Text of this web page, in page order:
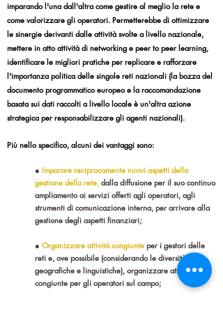
imparando l'una dall'altra come gestire al meglio la rete e
come valorizzare gli operatori. Permetterebbe di ottimizzare
le sinergie derivanti dalle attività svolte a livello nazionale,
mettere in atto attività di networking e peer to peer learning,
identificare le migliori pratiche per replicare e rafforzare
l'importanza politica delle singole reti nazionali (la bozza del
documento programmatico europeo e la raccomandazione
basata sui dati raccolti a livello locale è un'altra azione
strategica per responsabilizzare gli agenti nazionali).
Più nello specifico, alcuni dei vantaggi sono:
● Imparare reciprocamente nuovi aspetti della
gestione della rete, dalla diffusione per il suo continuo
ampliamento ai servizi offerti agli operatori, agli
strumenti di comunicazione interna, per arrivare alla
gestione degli aspetti finanziari;
● Organizzare attività congiunte per i gestori delle
reti e, ove possibile (considerando le diversità
geografiche e linguistiche), organizzare attività
congiunte per gli operatori sul campo;